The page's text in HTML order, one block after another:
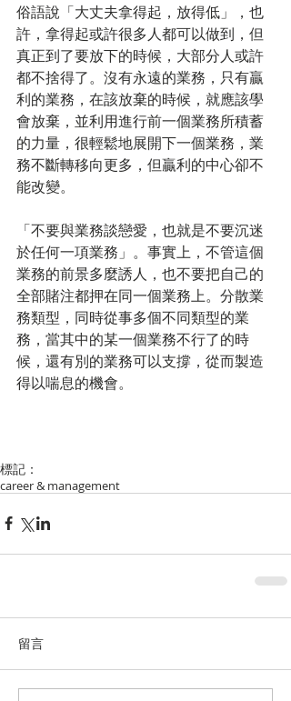
俗語說「大丈夫拿得起，放得低」，也
許，拿得起或許很多人都可以做到，但
真正到了要放下的時候，大部分人或許
都不捨得了。沒有永遠的業務，只有贏
利的業務，在該放棄的時候，就應該學
會放棄，並利用進行前一個業務所積蓄
的力量，很輕鬆地展開下一個業務，業
務不斷轉移向更多，但贏利的中心卻不
能改變。
「不要與業務談戀愛，也就是不要沉迷
於任何一項業務」。事實上，不管這個
業務的前景多麼誘人，也不要把自己的
全部賭注都押在同一個業務上。分散業
務類型，同時從事多個不同類型的業
務，當其中的某一個業務不行了的時
候，還有別的業務可以支撐，從而製造
得以喘息的機會。
標記：
career & management
留言